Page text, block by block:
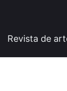
Revista de